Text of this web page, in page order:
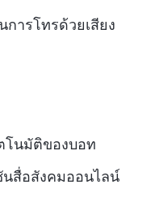
การโทรด้วยเสียง
โนมัติของบอท
สื่อสังคมออนไลน์